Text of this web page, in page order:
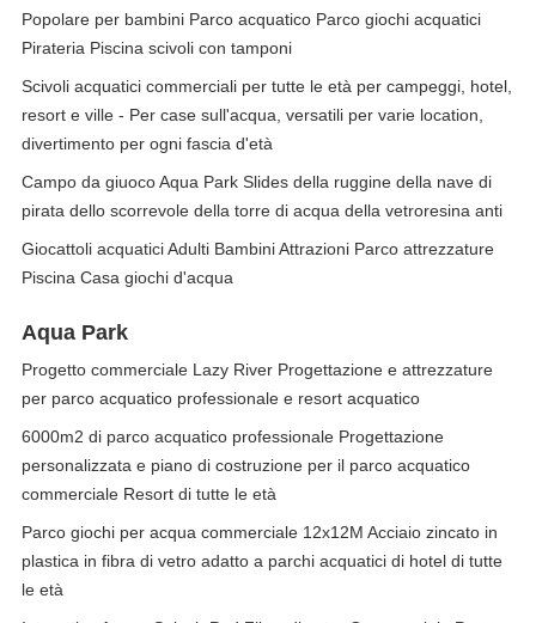
Popolare per bambini Parco acquatico Parco giochi acquatici
Pirateria Piscina scivoli con tamponi
Scivoli acquatici commerciali per tutte le età per campeggi, hotel,
resort e ville - Per case sull'acqua, versatili per varie location,
divertimento per ogni fascia d'età
Campo da giuoco Aqua Park Slides della ruggine della nave di
pirata dello scorrevole della torre di acqua della vetroresina anti
Giocattoli acquatici Adulti Bambini Attrazioni Parco attrezzature
Piscina Casa giochi d'acqua
Aqua Park
Progetto commerciale Lazy River Progettazione e attrezzature
per parco acquatico professionale e resort acquatico
6000m2 di parco acquatico professionale Progettazione
personalizzata e piano di costruzione per il parco acquatico
commerciale Resort di tutte le età
Parco giochi per acqua commerciale 12x12M Acciaio zincato in
plastica in fibra di vetro adatto a parchi acquatici di hotel di tutte
le età